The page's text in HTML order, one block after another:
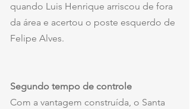
quando Luis Henrique arriscou de fora
da área e acertou o poste esquerdo de
Felipe Alves.
Segundo tempo de controle
Com a vantagem construída, o Santa